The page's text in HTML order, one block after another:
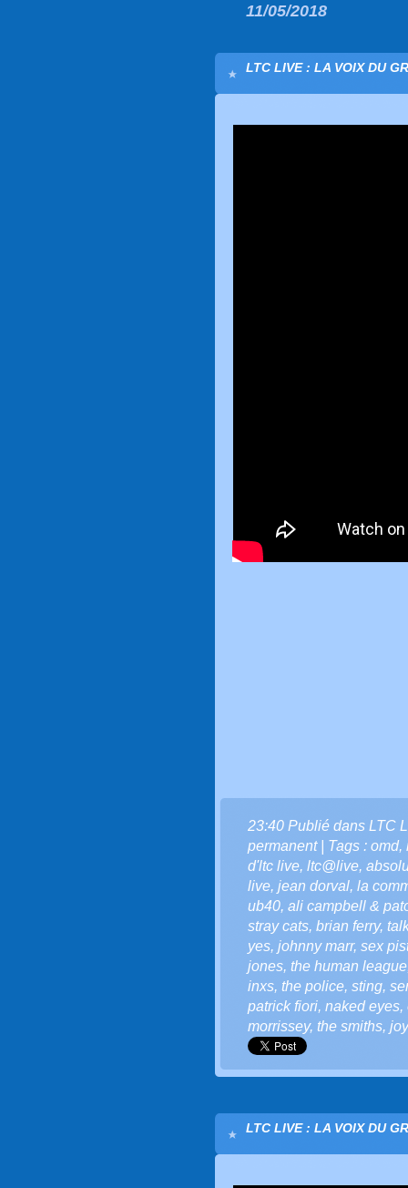
11/05/2018
LTC LIVE : LA VOIX DU
23:40 Publié dans LTC
permanent| Tags : omd,
d'ltc live, ltc@live,
live, jean dorval, la
ub40, ali campbell &
stray cats, brian ferry,
yes, johnny marr, sex
jones, the human league
inxs, the police, sting,
patrick fiori, naked eyes,
morrissey, the smiths,
LTC LIVE : LA VOIX DU